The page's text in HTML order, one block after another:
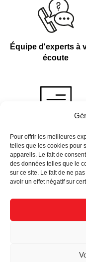
Pour offrir les meilleures
telles que les cookies pour
appareils. Le fait de
des données telles que le
sur ce site. Le fait de ne
avoir un effet négatif sur
Équipe d'experts à
écoute
Devis sur